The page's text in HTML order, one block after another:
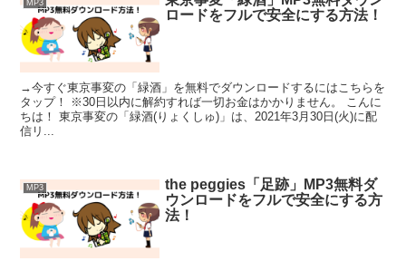
MP3
ロードをフルで安全にする方法！
→今すぐ東京事変の「緑酒」を無料でダウンロードするにはこちらを
タップ！ ※30日以内に解約すれば一切お金はかかりません。 こんに
ちは！ 東京事変の「緑酒(りょくしゅ)」は、2021年3月30日(火)に配
信リ...
MP3
the peggies「足跡」MP3無料ダ
ウンロードをフルで安全にする方
法！